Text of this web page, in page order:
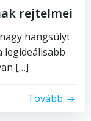
rejtelmei
hangsúlyt
legideálisabb
[…]
Tovább